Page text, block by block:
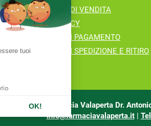
CONDIZIONI DI VENDITA
COOKIE POLICY
MODALITÀ DI PAGAMENTO
MODALITÀ DI SPEDIZIONE E RITIRO
Farmacia Valaperta Dr.
info@farmaciavalaperta.it|